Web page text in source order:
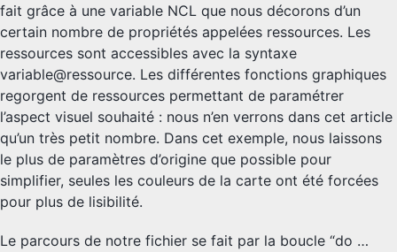
fait grâce à une variable NCL que nous décorons d’un
certain nombre de propriétés appelées ressources. Les
ressources sont accessibles avec la syntaxe
variable@ressource. Les différentes fonctions graphiques
regorgent de ressources permettant de paramétrer
l’aspect visuel souhaité : nous n’en verrons dans cet article
qu’un très petit nombre. Dans cet exemple, nous laissons
le plus de paramètres d’origine que possible pour
simplifier, seules les couleurs de la carte ont été forcées
pour plus de lisibilité.
Le parcours de notre fichier se fait par la boucle “do …